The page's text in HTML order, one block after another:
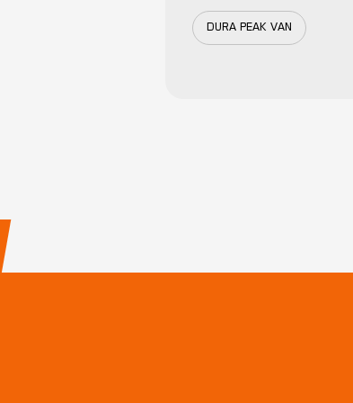
DURA PEAK VAN